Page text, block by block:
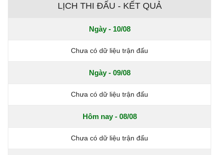
LỊCH THI ĐẤU - KẾT QUẢ
Ngày - 10/08
Chưa có dữ liệu trận đấu
Ngày - 09/08
Chưa có dữ liệu trận đấu
Hôm nay - 08/08
Chưa có dữ liệu trận đấu